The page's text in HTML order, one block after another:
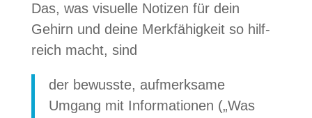
Das, was visu­elle Noti­zen für dein
Gehirn und deine Merk­fä­hig­keit so hilf­
reich macht, sind
der bewusste, auf­merk­same
Umgang mit Infor­ma­tio­nen („Was